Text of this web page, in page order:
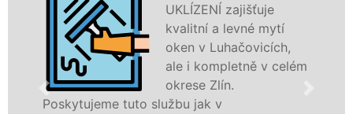
UKLÍZENÍ zajišťuje
kvalitní a levné mytí
oken v Luhačovicích,
ale i kompletně v celém
okrese Zlín.
tuto službu jak v